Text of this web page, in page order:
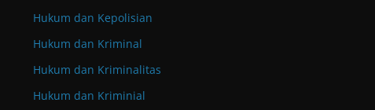
Hukum dan Kepolisian
Hukum dan Kriminal
Hukum dan Kriminalitas
Hukum dan Kriminial